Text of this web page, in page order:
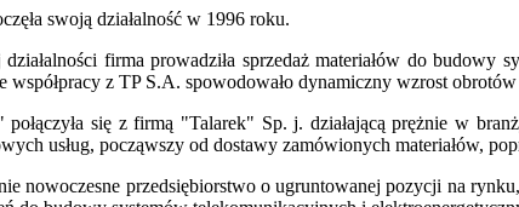
swoją działalność w 1996 roku.
firma prowadziła sprzedaż materiałów do
współpracy z TP S.A. spowodowało dynamiczny wzrost
się z firmą "Talarek" Sp. j. działającą prężnie w
usług, począwszy od dostawy zamówionych materiałów,
nowoczesne przedsiębiorstwo o ugruntowanej pozycji na